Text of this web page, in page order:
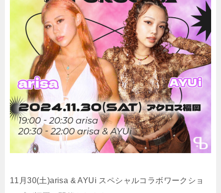
11月30(土)arisa & AYUi スペシャルコラボワークショ